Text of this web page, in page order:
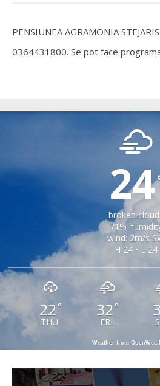
PENSIUNEA AGRAMONIA
0364431800. Se pot face
24
broken
71%
wind: 2m/s
H 24 • L 24
22 °
THU
32 °
FRI
Weather from